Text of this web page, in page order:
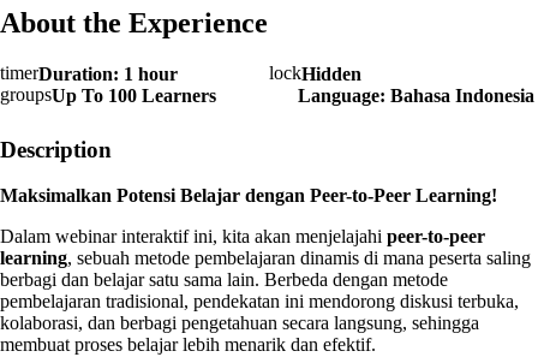
About the Experience
Duration: 1 hour
Hidden
Up To 100 Learners
Language: Bahasa Indonesia
Description
Maksimalkan Potensi Belajar dengan Peer-to-Peer Learning!
Dalam webinar interaktif ini, kita akan menjelajahi peer-to-peer
learning, sebuah metode pembelajaran dinamis di mana peserta saling
berbagi dan belajar satu sama lain. Berbeda dengan metode
pembelajaran tradisional, pendekatan ini mendorong diskusi terbuka,
kolaborasi, dan berbagi pengetahuan secara langsung, sehingga
membuat proses belajar lebih menarik dan efektif.